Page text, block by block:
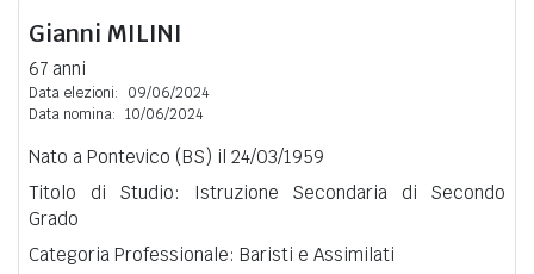
Gianni MILINI
67 anni
Data elezioni:
09/06/2024
Data nomina: 10/06/2024
Nato a Pontevico (BS) il 24/03/1959
Titolo di Studio: Istruzione Secondaria di Secondo
Grado
Categoria Professionale: Baristi e Assimilati